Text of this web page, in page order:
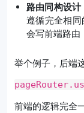
路由同构设计
遵循完全相
会写前端路由
举个例子，后端
前端的逻辑完全